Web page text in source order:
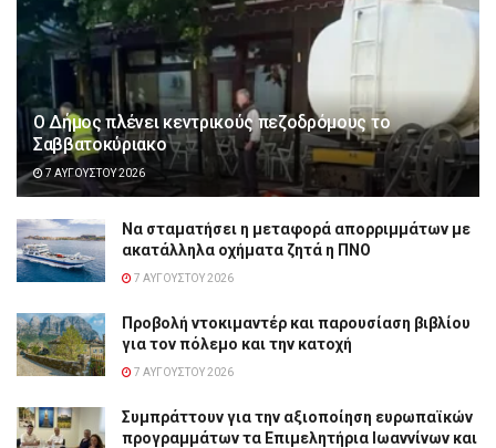
Ο Δήμος πλένει κεντρικούς πεζοδρόμους το
Σαββατοκύριακο
7 ΑΥΓΟΎΣΤΟΥ 2026
Να σταματήσει η μεταφορά απορριμμάτων με
ακατάλληλα οχήματα ζητά η ΠΝΟ
7 ΑΥΓΟΎΣΤΟΥ 2026
Προβολή ντοκιμαντέρ και παρουσίαση βιβλίου
για τον πόλεμο και την κατοχή
7 ΑΥΓΟΎΣΤΟΥ 2026
Συμπράττουν για την αξιοποίηση ευρωπαϊκών
προγραμμάτων τα Επιμελητήρια Ιωαννίνων και